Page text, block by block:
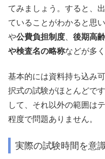
てみましょう。すると、
ていることがわかると思
や公費負担制度 後期高
や検査名の略称などが多
基本的には資料持ち込み
択式の試験がほとんどで
して、それ以外の範囲は
程度で問題ありません。
実際の試験時間を意